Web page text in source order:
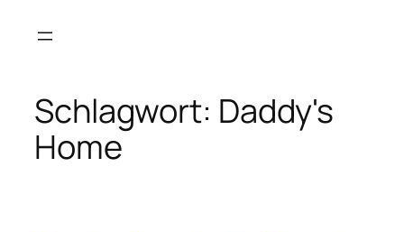
Inhalt
Schlagwort: Daddy's
Home